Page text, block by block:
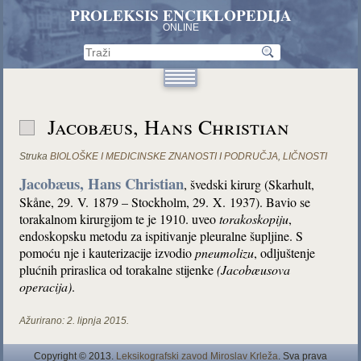
PROLEKSIS ENCIKLOPEDIJA
ONLINE
Jacobæus, Hans Christian
Struka BIOLOŠKE I MEDICINSKE ZNANOSTI I PODRUČJA,LIČNOSTI
Jacobæus, Hans Christian, švedski kirurg (Skarhult,
Skåne, 29. V. 1879 – Stockholm, 29. X. 1937). Bavio se
torakalnom kirurgijom te je 1910. uveotorakoskopiju,
endoskopsku metodu za ispitivanje pleuralne šupljine. S
pomoću nje i kauterizacije izvodiopneumolizu, odljuštenje
plućnih priraslica od torakalne stijenke(Jacobæusova
operacija).
Ažurirano: 2. lipnja 2015.
Copyright © 2013. Leksikografski zavod Miroslav Krleža. Sva prava